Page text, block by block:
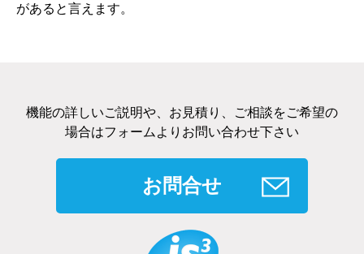
があると言えます。
機能の詳しいご説明や、お見積り、ご相談をご希望の
場合はフォームよりお問い合わせ下さい
お問合せ